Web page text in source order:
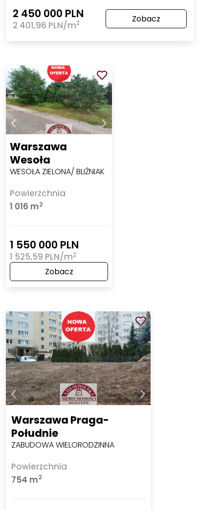
2 450 000 PLN
2 401,96 PLN/m2 Zobacz
Warszawa
Wesoła
WESOŁA ZIELONA/ BLIŹNIAK
Powierzchnia
1 016 m2
1 550 000 PLN
1 525,59 PLN/m2
Zobacz
Warszawa Praga-
Południe
ZABUDOWA WIELORODZINNA
Powierzchnia
754 m2